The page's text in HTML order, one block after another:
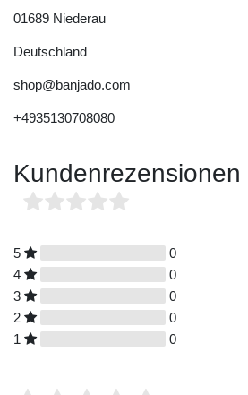
01689 Niederau
Deutschland
shop@banjado.com
+4935130708080
Kundenrezensionen
5
0
4
0
3
0
2
0
1
0